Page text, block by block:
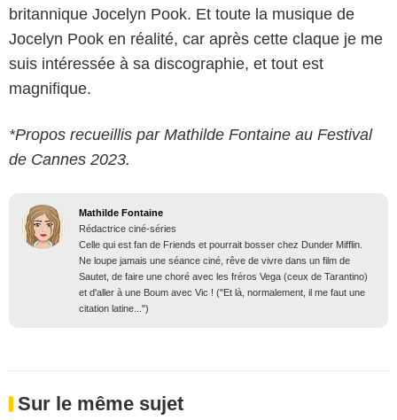
britannique Jocelyn Pook. Et toute la musique de
Jocelyn Pook en réalité, car après cette claque je me
suis intéressée à sa discographie, et tout est
magnifique.
*Propos recueillis par Mathilde Fontaine au Festival
de Cannes 2023.
Mathilde Fontaine
Rédactrice ciné-séries
Celle qui est fan de Friends et pourrait bosser chez Dunder Mifflin.
Ne loupe jamais une séance ciné, rêve de vivre dans un film de
Sautet, de faire une choré avec les fréros Vega (ceux de Tarantino)
et d'aller à une Boum avec Vic ! ("Et là, normalement, il me faut une
citation latine...")
Sur le même sujet